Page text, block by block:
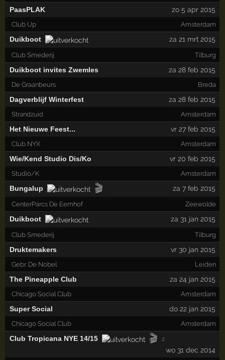
PaasPLAK zo 5 apr 2015
Club Up Amsterdam
Duikboot za 21 mrt 2015
Club Smederij Tilburg
Duikboot invites Zwemles za 28 feb 2015
De Graanbeurs Breda
Dagverblijf Winterfest za 28 feb 2015
Strandzuid Amsterdam
Het Nieuwe Feest... vr 27 feb 2015
Club NYX Amsterdam
Wie/Kend Studio Dis/Ko vr 20 feb 2015
Studio/K Amsterdam
Bungalup 🎬 za 7 feb 2015
CenterParcs De Eemhof Zeewolde
Duikboot za 31 jan 2015
Club Smederij Tilburg
Druktemakers vr 30 jan 2015
Gebr. De Nobel Leiden
The Pineapple Club za 24 jan 2015
Chicago Social Club Amsterdam
Super Social do 22 jan 2015
Chicago Social Club Amsterdam
Club Tropicana NYE 14/15 🎬 2
wo 31 dec 2014